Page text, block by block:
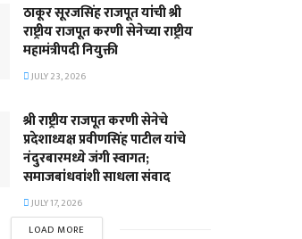
ठाकूर सूरजसिंह राजपूत यांची श्री
राष्ट्रीय राजपूत करणी सेनेच्या राष्ट्रीय
महामंत्रीपदी नियुक्ती
JULY 23, 2026
श्री राष्ट्रीय राजपूत करणी सेनेचे
प्रदेशाध्यक्ष प्रवीणसिंह पाटील यांचे
नंदुरबारमध्ये जंगी स्वागत;
समाजबांधवांशी साधला संवाद
JULY 17, 2026
LOAD MORE